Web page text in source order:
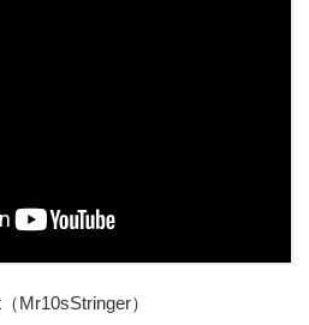
Mr10sStringer）